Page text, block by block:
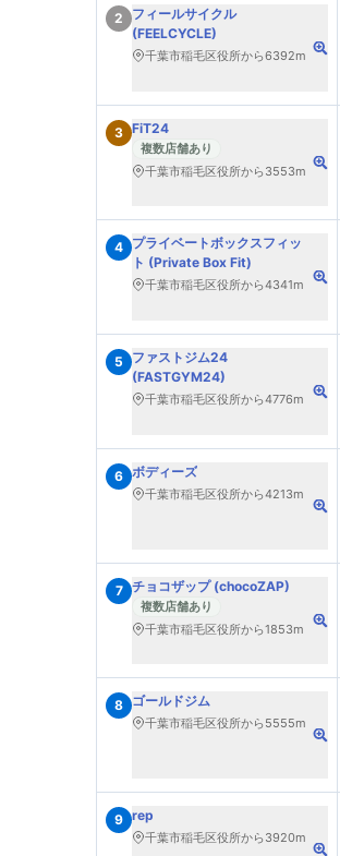
2
フィールサイクル
(FEELCYCLE)
千葉市稲毛区役所から6392m
3 FiT24
複数店舗あり
千葉市稲毛区役所から3553m
4 プライベートボックスフィッ
ト (Private Box Fit)
千葉市稲毛区役所から4341m
5
ファストジム24
(FASTGYM24)
千葉市稲毛区役所から4776m
6 ボディーズ
千葉市稲毛区役所から4213m
7 チョコザップ (chocoZAP)
複数店舗あり
千葉市稲毛区役所から1853m
8 ゴールドジム
千葉市稲毛区役所から5555m
9 rep
千葉市稲毛区役所から3920m